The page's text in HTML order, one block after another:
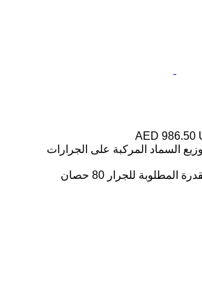
AED 986.50
السماد المركبة على الجرارات
المطلوبة للجرار 80 حصان